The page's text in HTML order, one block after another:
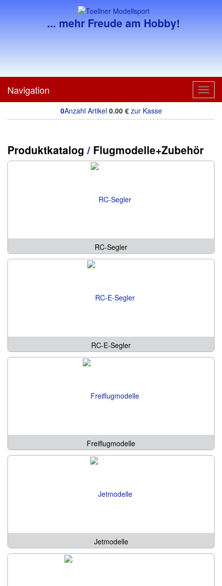
... mehr Freude am Hobby!
Navigation
0Anzahl Artikel 0.00€ zur Kasse
Produktkatalog / Flugmodelle+Zubehör
RC-Segler
RC-E-Segler
Freiflugmodelle
Jetmodelle